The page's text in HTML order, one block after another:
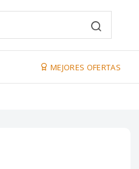
MEJORES OFERTAS